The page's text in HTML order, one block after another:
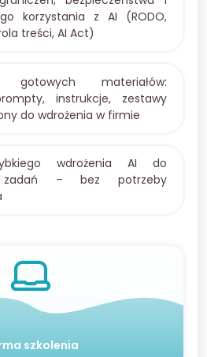
korzystania z AI (RODO,
treści, AI Act)
materiałów:
instrukcje, zestawy
do wdrożenia w firmie
wdrożenia AI do
zadań – bez potrzeby
szkolenia